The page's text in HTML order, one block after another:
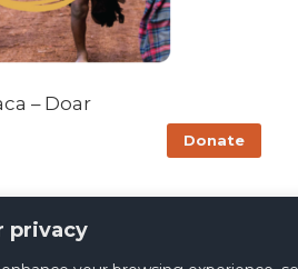
privacy
– Doar
Donate